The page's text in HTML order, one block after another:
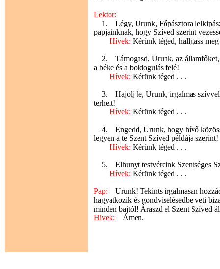
Lektor:
1. Légy, Urunk, Főpásztora
papjainknak, hogy Szíved szerint
Hívek: Kérünk téged, hallgass
2. Támogasd, Urunk, az államfőket,
a béke és a boldogulás felé!
Hívek: Kérünk téged . . .
3. Hajolj le, Urunk, irgalmas szívvel
terheit!
Hívek: Kérünk téged . . .
4. Engedd, Urunk, hogy hívő
legyen a te Szent Szíved példája szerint!
Hívek: Kérünk téged . . .
5. Elhunyt testvéreink Szentséges
Hívek: Kérünk téged . . .
Pap: Urunk! Tekints irgalmasan
hagyatkozik és gondviselésedbe veti
minden bajtól! Áraszd el Szent Szíved
Hívek: Ámen.